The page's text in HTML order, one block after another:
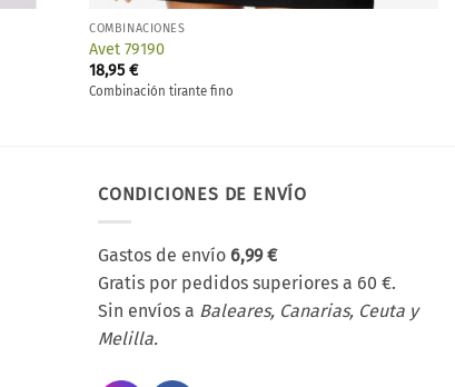
COMBINACIONES
Avet 79190
18,95€
Combinación tirante fino
CONDICIONES DE ENVÍO
Gastos de envío 6,99 €
Gratis por pedidos superiores a 60 €.
Sin envíos a Baleares, Canarias, Ceuta y
Melilla.